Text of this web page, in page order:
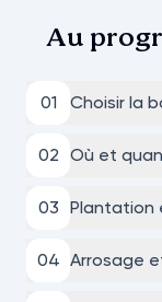
Au
01 Choisir la
02 Où et
03 Plantation
04 Arrosage